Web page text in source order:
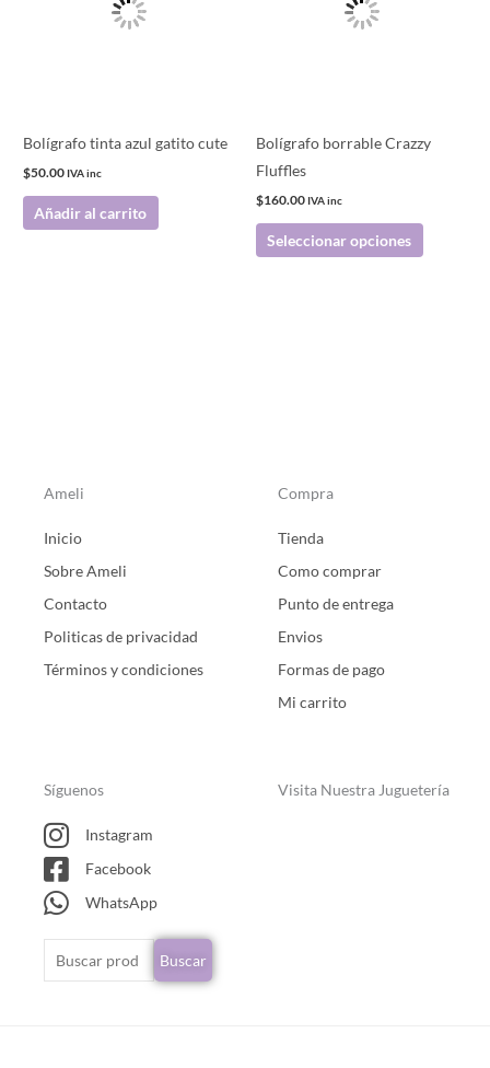
Bolígrafo tinta azul gatito cute
$50.00 IVA inc
Añadir al carrito
Bolígrafo borrable Crazzy
Fluffles
$160.00 IVA inc
Seleccionar opciones
pueden
la
Ameli
Inicio
Sobre Ameli
Contacto
Politicas de privacidad
Términos y condiciones
Compra
Tienda
Como comprar
Punto de entrega
Envios
Formas de pago
Mi carrito
Síguenos
Instagram
Facebook
WhatsApp
Buscar
por:
Buscar
Visita Nuestra Juguetería